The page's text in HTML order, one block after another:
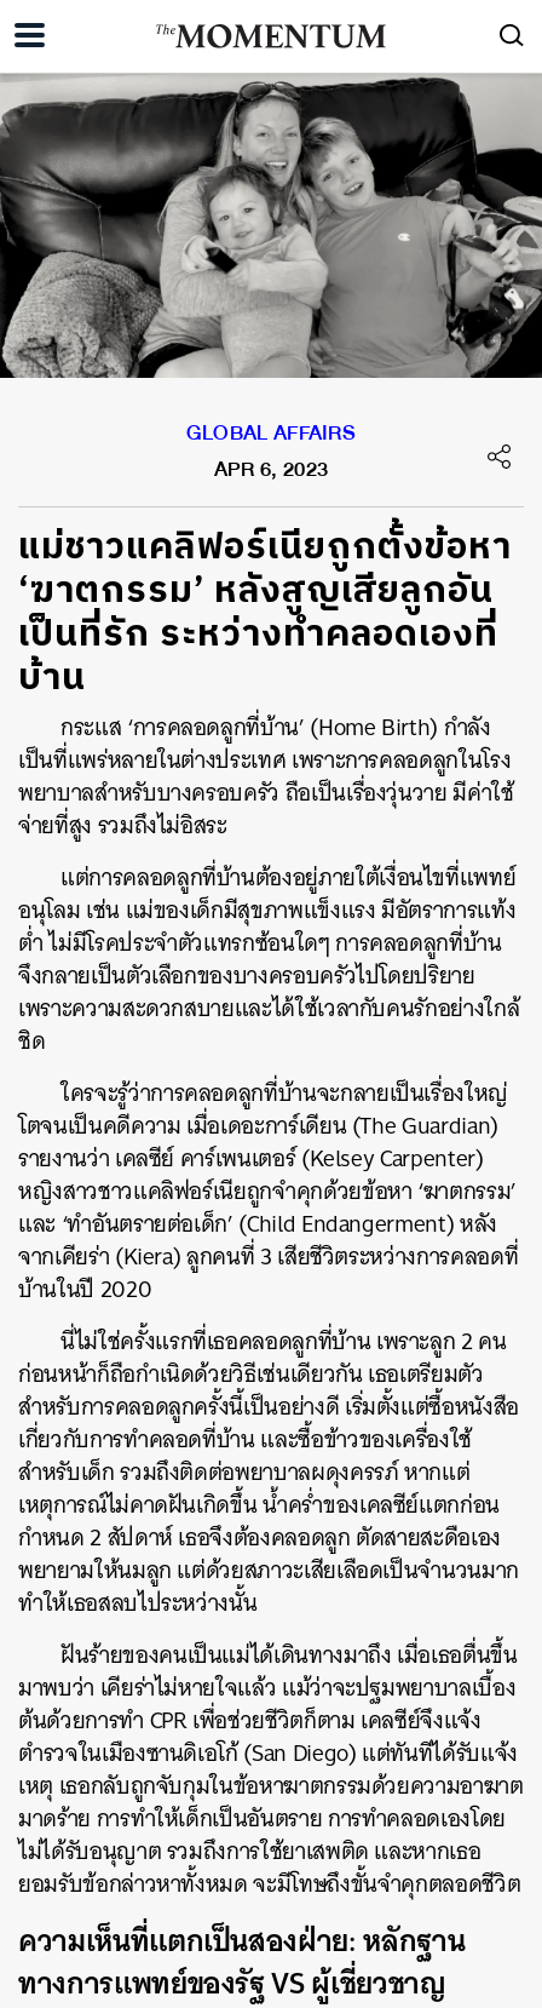
GLOBAL AFFAIRS
APR 6, 2023
แม่ชาวแคลิฟอร์เนียถูกตั้งข้อหา
‘ฆาตกรรม’ หลังสูญเสียลูกอัน
เป็นที่รัก ระหว่างทำคลอดเองที่
บ้าน
กระแส ‘การคลอดลูกที่บ้าน’ (Home Birth) กำลัง
เป็นที่แพร่หลายในต่างประเทศ เพราะการคลอดลูกในโรง
พยาบาลสำหรับบางครอบครัว ถือเป็นเรื่องวุ่นวาย มีค่าใช้
จ่ายที่สูง รวมถึงไม่อิสระ
แต่การคลอดลูกที่บ้านต้องอยู่ภายใต้เงื่อนไขที่แพทย์
อนุโลม เช่น แม่ของเด็กมีสุขภาพแข็งแรง มีอัตราการแท้ง
ต่ำ ไม่มีโรคประจำตัวแทรกซ้อนใดๆ การคลอดลูกที่บ้าน
จึงกลายเป็นตัวเลือกของบางครอบครัวไปโดยปริยาย
เพราะความสะดวกสบายและได้ใช้เวลากับคนรักอย่างใกล้
ชิด
ใครจะรู้ว่าการคลอดลูกที่บ้านจะกลายเป็นเรื่องใหญ่
โตจนเป็นคดีความ เมื่อเดอะการ์เดียน (The Guardian)
รายงานว่า เคลซีย์ คาร์เพนเตอร์ (Kelsey Carpenter)
หญิงสาวชาวแคลิฟอร์เนียถูกจำคุกด้วยข้อหา ‘ฆาตกรรม’
และ ‘ทำอันตรายต่อเด็ก’ (Child Endangerment) หลัง
จากเคียร่า (Kiera) ลูกคนที่ 3 เสียชีวิตระหว่างการคลอดที่
บ้านในปี 2020
นี่ไม่ใช่ครั้งแรกที่เธอคลอดลูกที่บ้าน เพราะลูก 2 คน
ก่อนหน้าก็ถือกำเนิดด้วยวิธีเช่นเดียวกัน เธอเตรียมตัว
สำหรับการคลอดลูกครั้งนี้เป็นอย่างดี เริ่มตั้งแต่ซื้อหนังสือ
เกี่ยวกับการทำคลอดที่บ้าน และซื้อข้าวของเครื่องใช้
สำหรับเด็ก รวมถึงติดต่อพยาบาลผดุงครรภ์ หากแต่
เหตุการณ์ไม่คาดฝันเกิดขึ้น น้ำคร่ำของเคลซีย์แตกก่อน
กำหนด 2 สัปดาห์ เธอจึงต้องคลอดลูก ตัดสายสะดือเอง
พยายามให้นมลูก แต่ด้วยสภาวะเสียเลือดเป็นจำนวนมาก
ทำให้เธอสลบไประหว่างนั้น
ฝันร้ายของคนเป็นแม่ได้เดินทางมาถึง เมื่อเธอตื่นขึ้น
มาพบว่า เคียร่าไม่หายใจแล้ว แม้ว่าจะปฐมพยาบาลเบื้อง
ต้นด้วยการทำ CPR เพื่อช่วยชีวิตก็ตาม เคลซีย์จึงแจ้ง
ตำรวจในเมืองซานดิเอโก้ (San Diego) แต่ทันทีได้รับแจ้ง
เหตุ เธอกลับถูกจับกุมในข้อหาฆาตกรรมด้วยความอาฆาต
มาดร้าย การทำให้เด็กเป็นอันตราย การทำคลอดเองโดย
ไม่ได้รับอนุญาต รวมถึงการใช้ยาเสพติด และหากเธอ
ยอมรับข้อกล่าวหาทั้งหมด จะมีโทษถึงขั้นจำคุกตลอดชีวิต
ความเห็นที่แตกเป็นสองฝ่าย: หลักฐาน
ทางการแพทย์ของรัฐ VS ผู้เชี่ยวชาญ